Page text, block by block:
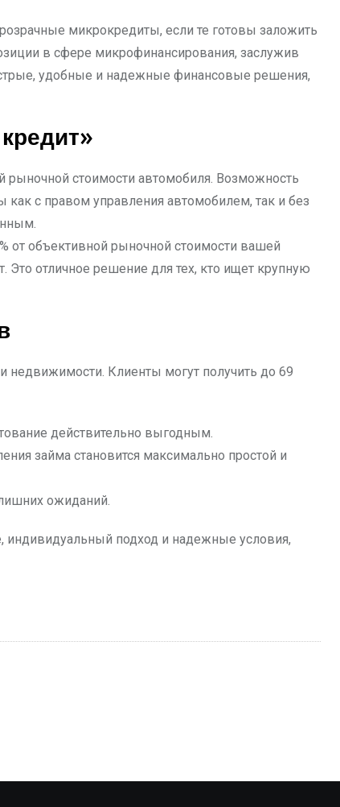
микрокредиты, если те готовы заложить
в сфере микрофинансирования, заслужив
удобные и надежные финансовые решения,
рыночной стоимости автомобиля. Возможность
с правом управления автомобилем, так и без
от объективной рыночной стоимости вашей
отличное решение для тех, кто ищет крупную
недвижимости. Клиенты могут получить до 69
действительно выгодным.
займа становится максимально простой и
ожиданий.
индивидуальный подход и надежные условия,